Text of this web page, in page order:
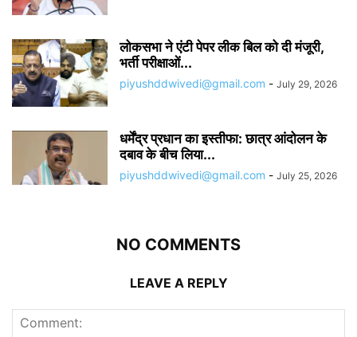
लोकसभा ने एंटी पेपर लीक बिल को दी मंजूरी,
भर्ती परीक्षाओं...
piyushddwivedi@gmail.com - July 29, 2026
धर्मेंद्र प्रधान का इस्तीफा: छात्र आंदोलन के
दबाव के बीच लिया...
piyushddwivedi@gmail.com - July 25, 2026
NO COMMENTS
LEAVE A REPLY